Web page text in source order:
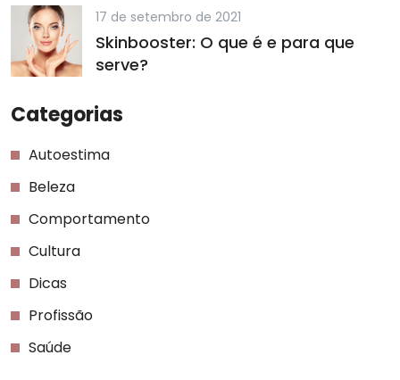
17 de setembro de 2021
Skinbooster: O que é e para que
serve?
Categorias
Autoestima
Beleza
Comportamento
Cultura
Dicas
Profissão
Saúde